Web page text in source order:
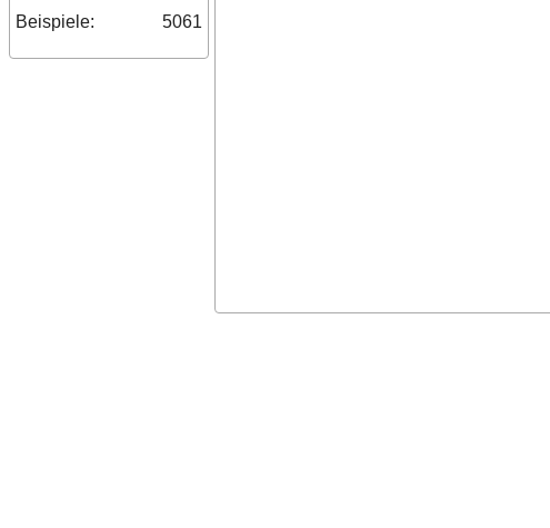
Beispiele:
5061